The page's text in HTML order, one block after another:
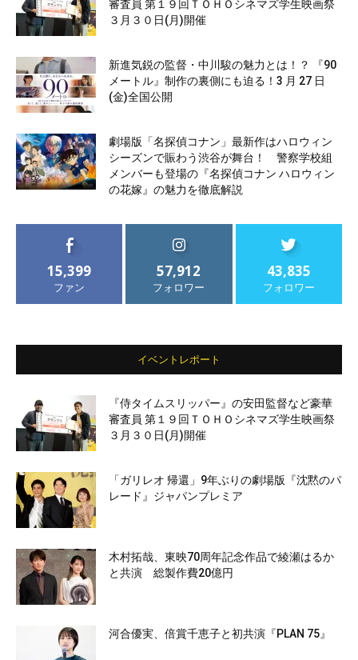
審査員 第１９回ＴＯＨＯシネマズ学生映画祭
３月３０日(月)開催
新進気鋭の監督・中川駿の魅力とは！？ 『90
メートル』制作の裏側にも迫る！3 月 27 日
(金)全国公開
劇場版「名探偵コナン」最新作はハロウィン
シーズンで賑わう渋谷が舞台！ 警察学校組
メンバーも登場の『名探偵コナン ハロウィン
の花嫁』の魅力を徹底解説
15,399
ファン
57,912
フォロワー
43,835
フォロワー
イベントレポート
『侍タイムスリッパー』の安田監督など豪華
審査員 第１９回ＴＯＨＯシネマズ学生映画祭
３月３０日(月)開催
「ガリレオ 帰還」9年ぶりの劇場版『沈黙のパ
レード』ジャパンプレミア
木村拓哉、東映70周年記念作品で綾瀬はるか
と共演 総製作費20億円
河合優実、倍賞千恵子と初共演『PLAN 75』